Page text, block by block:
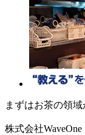
まずはお茶の領域
株式会社